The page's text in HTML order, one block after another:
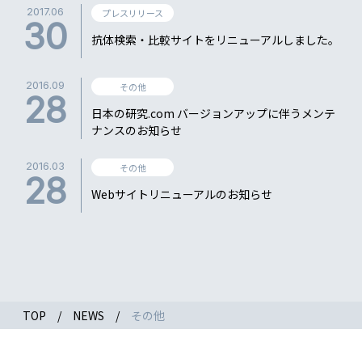
2017.06
30
プレスリリース
抗体検索・比較サイトをリニューアルしました。
2016.09
28
その他
日本の研究.com バージョンアップに伴うメンテ
ナンスのお知らせ
2016.03
28
その他
Webサイトリニューアルのお知らせ
TOP NEWS その他